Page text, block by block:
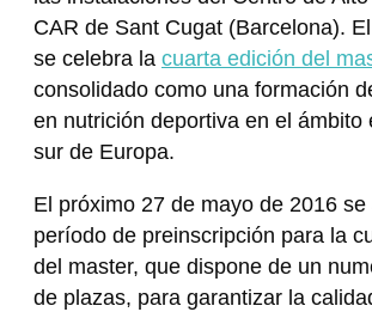
CAR de Sant Cugat (Barcelona).
se celebra la cuarta edición del
consolidado como una formación
en nutrición deportiva en el ámbito
sur de Europa.
El próximo 27 de mayo de 2016 se
período de preinscripción para la
del master, que dispone de un
de plazas, para garantizar la